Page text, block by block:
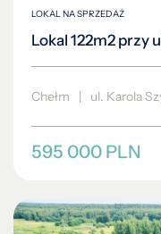
LOKAL NA SPRZEDAŻ
Lokal 122m2 przy
Chełm | ul. Karola
595 000 PLN